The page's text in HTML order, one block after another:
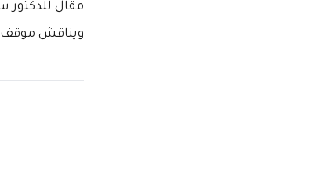
مقال للدكتور
ويناقش موقف